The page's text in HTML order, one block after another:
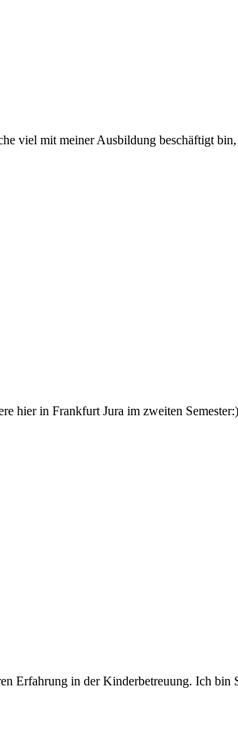
viel mit meiner Ausbildung beschäftigt
hier in Frankfurt Jura im zweiten
Erfahrung in der Kinderbetreuung. Ich bin